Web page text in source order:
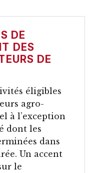
DE
DES
DE
éligibles
agro-
à l’exception
dont les
dans
Un accent
le